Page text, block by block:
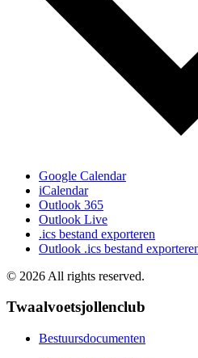
Google Calendar
iCalendar
Outlook 365
Outlook Live
.ics bestand exporteren
Outlook .ics bestand
© 2026 All rights reserved.
Twaalvoetsjollenclub
Bestuursdocumenten